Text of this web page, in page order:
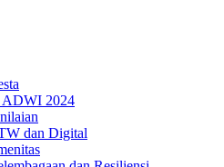
ADWI 2024
dan Digital